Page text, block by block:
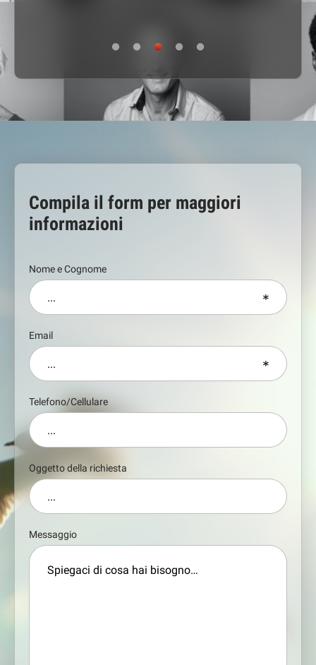
Compila il form per maggiori
informazioni
Nome e Cognome
Email
Telefono/Cellulare
Oggetto della richiesta
Messaggio